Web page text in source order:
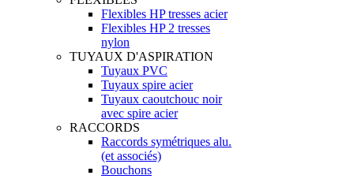
Flexibles HP tresses acier
Flexibles HP 2 tresses
nylon
TUYAUX D'ASPIRATION
Tuyaux PVC
Tuyaux spire acier
Tuyaux caoutchouc noir
avec spire acier
RACCORDS
Raccords symétriques alu.
(et associés)
Bouchons